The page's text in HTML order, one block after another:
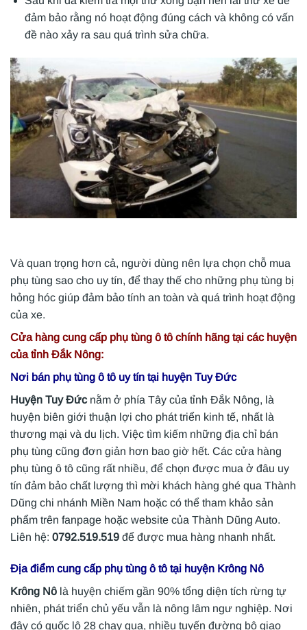
đảm bảo rằng nó hoạt động đúng cách và không có vấn
đề nào xảy ra sau quá trình sửa chữa.
Và quan trọng hơn cả, người dùng nên lựa chọn chỗ mua
phụ tùng sao cho uy tín, để thay thế cho những phụ tùng bị
hỏng hóc giúp đảm bảo tính an toàn và quá trình hoạt động
của xe.
Cửa hàng cung cấp phụ tùng ô tô chính hãng tại các huyện
của tỉnh Đắk Nông:
Nơi bán phụ tùng ô tô uy tín tại huyện Tuy Đức
Huyện Tuy Đứcnằm ở phía Tây của tỉnh Đắk Nông, là
huyện biên giới thuận lợi cho phát triển kinh tế, nhất là
thương mại và du lịch. Việc tìm kiếm những địa chỉ bán
phụ tùng cũng đơn giản hơn bao giờ hết. Các cửa hàng
phụ tùng ô tô cũng rất nhiều, để chọn được mua ở đâu uy
tín đảm bảo chất lượng thì mời khách hàng ghé qua Thành
Dũng chi nhánh Miền Nam hoặc có thể tham khảo sản
phẩm trên fanpage hoặc website của Thành Dũng Auto.
Liên hệ: 0792.519.519 để được mua hàng nhanh nhất.
Địa điểm cung cấp phụ tùng ô tô tại huyện Krông Nô
Krông Nô là huyện chiếm gần 90% tổng diện tích rừng tự
nhiên, phát triển chủ yếu vẫn là nông lâm ngư nghiệp. Nơi
đây có quốc lộ 28 chạy qua, nhiều tuyến đường bộ giao